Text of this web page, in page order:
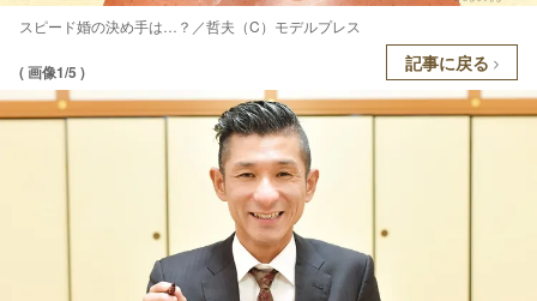
スピード婚の決め手は…？／哲夫（C）モデルプレス
( 画像1/5 ) 記事に戻る